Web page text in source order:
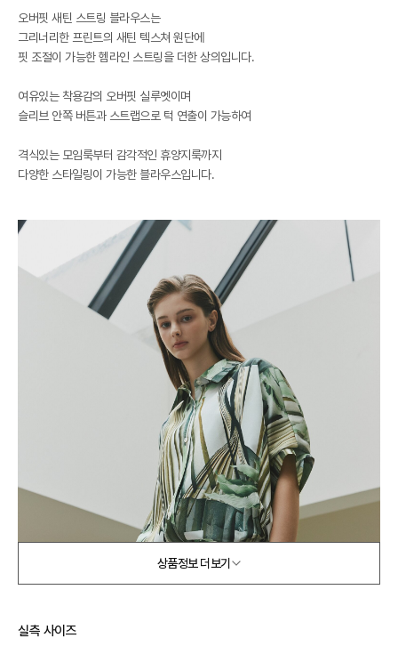
오버핏 새틴 스트링 블라우스는
그리너리한 프린트의 새틴 텍스쳐 원단에
핏 조절이 가능한 헴라인 스트링을 더한 상의입니다.
여유있는 착용감의 오버핏 실루엣이며
슬리브 안쪽 버튼과 스트랩으로 턱 연출이 가능하여
격식있는 모임룩부터 감각적인 휴양지룩까지
다양한 스타일링이 가능한 블라우스입니다.
상품정보 더보기
실측 사이즈